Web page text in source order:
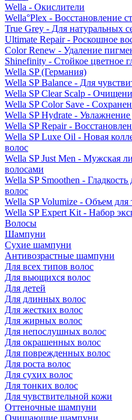
Wella - Окислители
Wella°Plex - Восстановление
True Grey - Для натуральных
Ultimate Repair - Роскошное
Color Renew - Удаление
Shinefinity - Стойкое цветное
Wella SP (Германия)
Wella SP Balance - Для
Wella SP Clear Scalp -
Wella SP Color Save -
Wella SP Hydrate -
Wella SP Repair -
Wella SP Luxe Oil - Новая
волос
Wella SP Just Men - Мужская
волосами
Wella SP Smoothen -
волос
Wella SP Volumize - Объем для
Wella SP Expert Kit - Набор
Волосы
Шампуни
Сухие шампуни
Антивозрастные шампуни
Для всех типов волос
Для вьющихся волос
Для детей
Для длинных волос
Для жестких волос
Для жирных волос
Для непослушных волос
Для окрашенных волос
Для поврежденных волос
Для роста волос
Для сухих волос
Для тонких волос
Для чувствительной кожи
Оттеночные шампуни
Очищающие шампуни